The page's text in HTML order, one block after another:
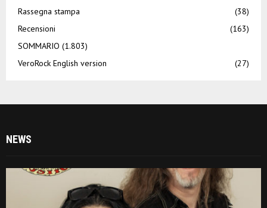
Rassegna stampa
(38)
Recensioni
(163)
SOMMARIO (1.803)
VeroRock English version
(27)
NEWS